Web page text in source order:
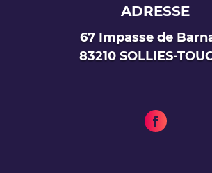
ADRESSE
67 Impasse de
83210 SOLLIES-